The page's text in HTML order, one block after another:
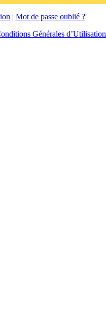
| Mot de passe oublié ?
Générales d’Utilisation